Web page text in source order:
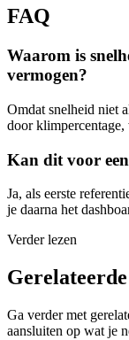
FAQ
Waarom is
vermogen?
Omdat snelheid niet
door
Kan dit voor
Ja, als eerste
je daarna het
Verder lezen
Ga verder met
aansluiten op wat je